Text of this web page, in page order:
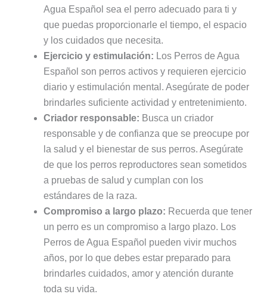
Agua Español sea el perro adecuado para ti y
que puedas proporcionarle el tiempo, el espacio
y los cuidados que necesita.
Ejercicio y estimulación: Los Perros de Agua
Español son perros activos y requieren ejercicio
diario y estimulación mental. Asegúrate de poder
brindarles suficiente actividad y entretenimiento.
Criador responsable: Busca un criador
responsable y de confianza que se preocupe por
la salud y el bienestar de sus perros. Asegúrate
de que los perros reproductores sean sometidos
a pruebas de salud y cumplan con los
estándares de la raza.
Compromiso a largo plazo: Recuerda que tener
un perro es un compromiso a largo plazo. Los
Perros de Agua Español pueden vivir muchos
años, por lo que debes estar preparado para
brindarles cuidados, amor y atención durante
toda su vida.